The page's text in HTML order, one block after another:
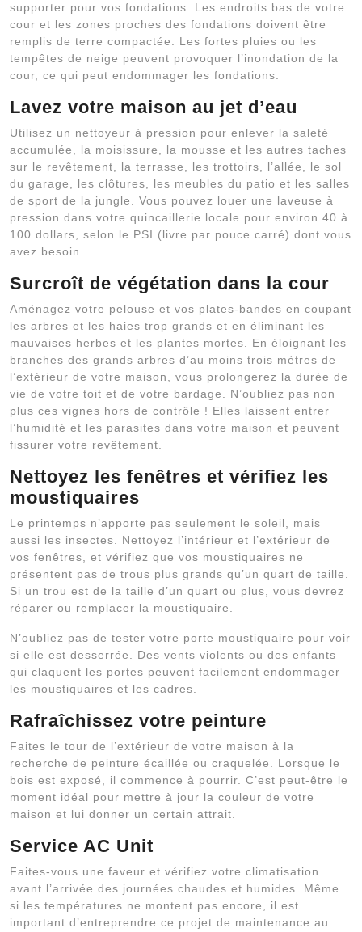
supporter pour vos fondations. Les endroits bas de votre
cour et les zones proches des fondations doivent être
remplis de terre compactée. Les fortes pluies ou les
tempêtes de neige peuvent provoquer l’inondation de la
cour, ce qui peut endommager les fondations.
Lavez votre maison au jet d’eau
Utilisez un nettoyeur à pression pour enlever la saleté
accumulée, la moisissure, la mousse et les autres taches
sur le revêtement, la terrasse, les trottoirs, l’allée, le sol
du garage, les clôtures, les meubles du patio et les salles
de sport de la jungle. Vous pouvez louer une laveuse à
pression dans votre quincaillerie locale pour environ 40 à
100 dollars, selon le PSI (livre par pouce carré) dont vous
avez besoin.
Surcroît de végétation dans la cour
Aménagez votre pelouse et vos plates-bandes en coupant
les arbres et les haies trop grands et en éliminant les
mauvaises herbes et les plantes mortes. En éloignant les
branches des grands arbres d’au moins trois mètres de
l’extérieur de votre maison, vous prolongerez la durée de
vie de votre toit et de votre bardage. N’oubliez pas non
plus ces vignes hors de contrôle ! Elles laissent entrer
l’humidité et les parasites dans votre maison et peuvent
fissurer votre revêtement.
Nettoyez les fenêtres et vérifiez les
moustiquaires
Le printemps n’apporte pas seulement le soleil, mais
aussi les insectes. Nettoyez l’intérieur et l’extérieur de
vos fenêtres, et vérifiez que vos moustiquaires ne
présentent pas de trous plus grands qu’un quart de taille.
Si un trou est de la taille d’un quart ou plus, vous devrez
réparer ou remplacer la moustiquaire.
N’oubliez pas de tester votre porte moustiquaire pour voir
si elle est desserrée. Des vents violents ou des enfants
qui claquent les portes peuvent facilement endommager
les moustiquaires et les cadres.
Rafraîchissez votre peinture
Faites le tour de l’extérieur de votre maison à la
recherche de peinture écaillée ou craquelée. Lorsque le
bois est exposé, il commence à pourrir. C’est peut-être le
moment idéal pour mettre à jour la couleur de votre
maison et lui donner un certain attrait.
Service AC Unit
Faites-vous une faveur et vérifiez votre climatisation
avant l’arrivée des journées chaudes et humides. Même
si les températures ne montent pas encore, il est
important d’entreprendre ce projet de maintenance au